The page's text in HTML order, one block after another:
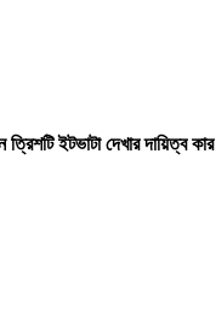
ত্রিশটি ইটভাটা দেখার দায়িত্ব